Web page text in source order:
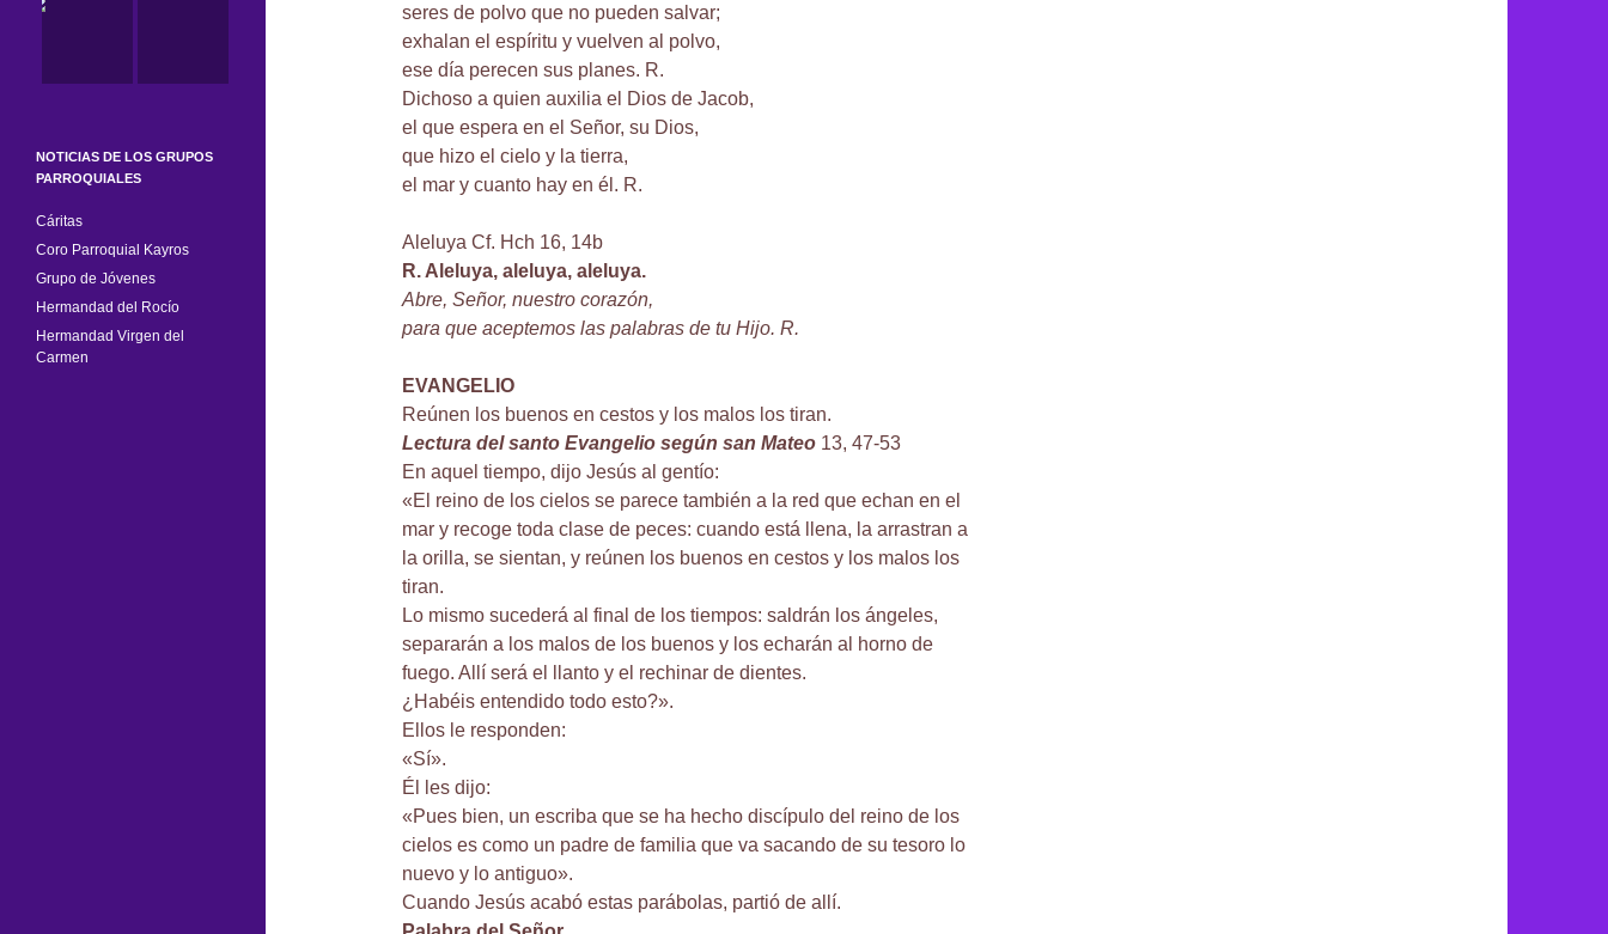
seres de polvo que no pueden salvar;
exhalan el espíritu y vuelven al polvo,
ese día perecen sus planes. R.
Dichoso a quien auxilia el Dios de Jacob,
el que espera en el Señor, su Dios,
que hizo el cielo y la tierra,
el mar y cuanto hay en él. R.
Aleluya Cf. Hch 16, 14b
R. Aleluya, aleluya, aleluya.
Abre, Señor, nuestro corazón,
para que aceptemos las palabras de tu Hijo. R.
EVANGELIO
Reúnen los buenos en cestos y los malos los tiran.
Lectura del santo Evangelio según san Mateo 13, 47-53
En aquel tiempo, dijo Jesús al gentío:
«El reino de los cielos se parece también a la red que echan en el
mar y recoge toda clase de peces: cuando está llena, la arrastran a
la orilla, se sientan, y reúnen los buenos en cestos y los malos los
tiran.
Lo mismo sucederá al final de los tiempos: saldrán los ángeles,
separarán a los malos de los buenos y los echarán al horno de
fuego. Allí será el llanto y el rechinar de dientes.
¿Habéis entendido todo esto?».
Ellos le responden:
«Sí».
Él les dijo:
«Pues bien, un escriba que se ha hecho discípulo del reino de los
cielos es como un padre de familia que va sacando de su tesoro lo
nuevo y lo antiguo».
Cuando Jesús acabó estas parábolas, partió de allí.
NOTICIAS DE LOS GRUPOS
PARROQUIALES
Cáritas
Coro Parroquial Kayros
Grupo de Jóvenes
Hermandad del Rocío
Hermandad Virgen del
Carmen